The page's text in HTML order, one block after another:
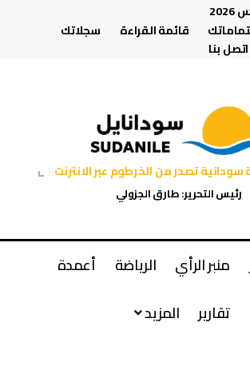
قائمة القراءة
سجلاتك
اتصل بنا
تصدر من الخرطوم عبر الانترنت
رئيس التحرير: طارق الجزولي
منبر الرأي الرياضة
أعمدة
تقارير المزيد